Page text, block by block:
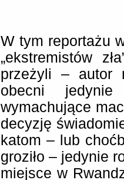
W tym reportażu
„ekstremistów
przeżyli – autor
obecni
wymachujące
decyzję
katom – lub
groziło – jedynie
miejsce w